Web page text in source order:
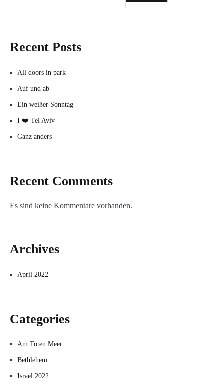
Recent Posts
All doors in park
Auf und ab
Ein weißer Sonntag
I ❤️ Tel Aviv
Ganz anders
Recent Comments
Es sind keine Kommentare vorhanden.
Archives
April 2022
Categories
Am Toten Meer
Bethlehem
Israel 2022